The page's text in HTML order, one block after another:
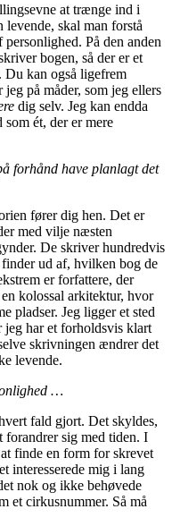
at trænge ind i
levende, skal man forstå
personlighed. På den anden
bogen, så der er et
Du kan også ligefrem
på måder, som jeg ellers
dig selv. Jeg kan endda
ét, der er mere
forhånd have planlagt det
fører dig hen. Det er
med vilje næsten
De skriver hundredvis
ud af, hvilken bog de
er forfattere, der
kolossal arkitektur, hvor
pladser. Jeg ligger et sted
har et forholdsvis klart
skrivningen ændrer det
levende.
…
fald gjort. Det skyldes,
forandrer sig med tiden. I
finde en form for skrevet
interesserede mig i lang
nok og ikke behøvede
et cirkusnummer. Så må